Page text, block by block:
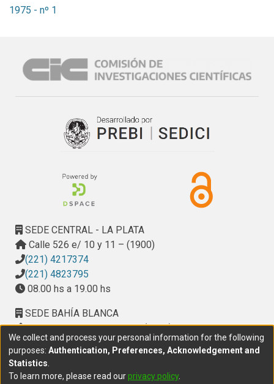
1975 - nº 1
SEDE CENTRAL - LA PLATA
Calle 526 e/ 10 y 11 – (1900)
(221) 4217374
(221) 4823795
08.00 hs a 19.00 hs
SEDE BAHÍA BLANCA
Calle Ciudad de Cali 320 – (8000). Universidad
Provincial del Sudoeste (UPSO)
(291) 459 2550
, interno 147
10.00 h a 14.00 h
We collect and process your personal information for the following
purposes: Authentication, Preferences, Acknowledgement and
Statistics
To learn more, please read ourprivacy policy.